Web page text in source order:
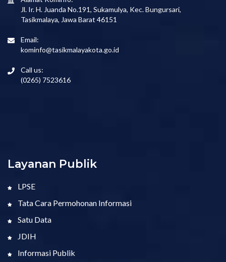
Jl. Ir. H. Juanda No.191, Sukamulya, Kec. Bungursari,
Tasikmalaya, Jawa Barat 46151
Email:
kominfo@tasikmalayakota.go.id
Call us:
(0265) 7523616
Layanan Publik
LPSE
Tata Cara Permohonan Informasi
Satu Data
JDIH
Informasi Publik